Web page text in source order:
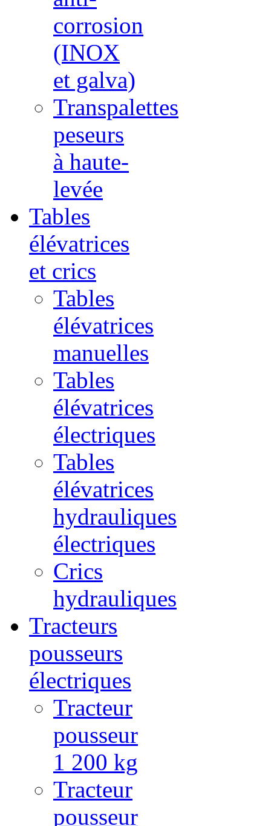
corrosion
(INOX
et galva)
Transpalettes
peseurs
à haute-
levée
Tables
élévatrices
et crics
Tables
élévatrices
manuelles
Tables
élévatrices
électriques
Tables
élévatrices
hydrauliques
électriques
Crics
hydrauliques
Tracteurs
pousseurs
électriques
Tracteur
pousseur
1 200 kg
Tracteur
pousseur